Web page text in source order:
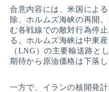
合意内容には、米国によ
除、ホルムズ海峡の再開
む各戦線での敵対行為停
る。ホルムズ海峡は中東
（LNG）の主要輸送路と
期待から原油価格は下落し
一方で、イランの核開発